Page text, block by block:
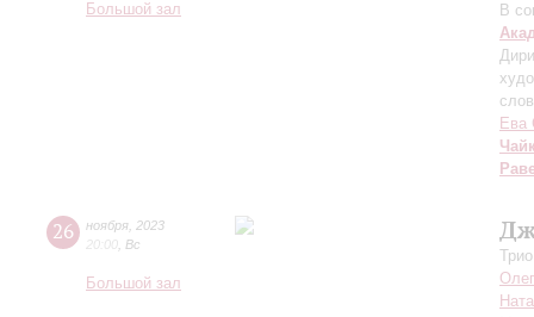
Большой зал
В
Ева
26 ноября 2023
20:00 Вс
Большой зал